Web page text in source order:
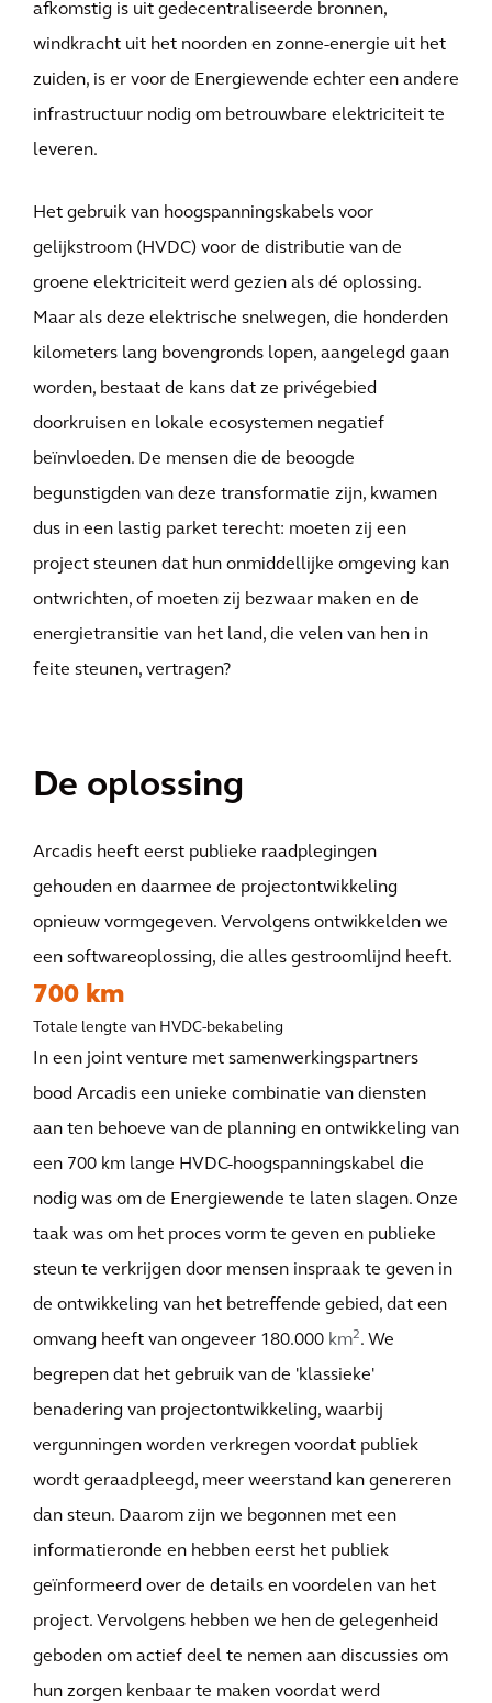
afkomstig is uit gedecentraliseerde bronnen,
windkracht uit het noorden en zonne-energie uit het
zuiden, is er voor de Energiewende echter een andere
infrastructuur nodig om betrouwbare elektriciteit te
leveren.
Het gebruik van hoogspanningskabels voor
gelijkstroom (HVDC) voor de distributie van de
groene elektriciteit werd gezien als dé oplossing.
Maar als deze elektrische snelwegen, die honderden
kilometers lang bovengronds lopen, aangelegd gaan
worden, bestaat de kans dat ze privégebied
doorkruisen en lokale ecosystemen negatief
beïnvloeden. De mensen die de beoogde
begunstigden van deze transformatie zijn, kwamen
dus in een lastig parket terecht: moeten zij een
project steunen dat hun onmiddellijke omgeving kan
ontwrichten, of moeten zij bezwaar maken en de
energietransitie van het land, die velen van hen in
feite steunen, vertragen?
De oplossing
Arcadis heeft eerst publieke raadplegingen
gehouden en daarmee de projectontwikkeling
opnieuw vormgegeven. Vervolgens ontwikkelden we
een softwareoplossing, die alles gestroomlijnd heeft.
700 km
Totale lengte van HVDC-bekabeling
In een joint venture met samenwerkingspartners
bood Arcadis een unieke combinatie van diensten
aan ten behoeve van de planning en ontwikkeling van
een 700 km lange HVDC-hoogspanningskabel die
nodig was om de Energiewende te laten slagen. Onze
taak was om het proces vorm te geven en publieke
steun te verkrijgen door mensen inspraak te geven in
de ontwikkeling van het betreffende gebied, dat een
omvang heeft van ongeveer 180.000 km2. We
begrepen dat het gebruik van de 'klassieke'
benadering van projectontwikkeling, waarbij
vergunningen worden verkregen voordat publiek
wordt geraadpleegd, meer weerstand kan genereren
dan steun. Daarom zijn we begonnen met een
informatieronde en hebben eerst het publiek
geïnformeerd over de details en voordelen van het
project. Vervolgens hebben we hen de gelegenheid
geboden om actief deel te nemen aan discussies om
hun zorgen kenbaar te maken voordat werd